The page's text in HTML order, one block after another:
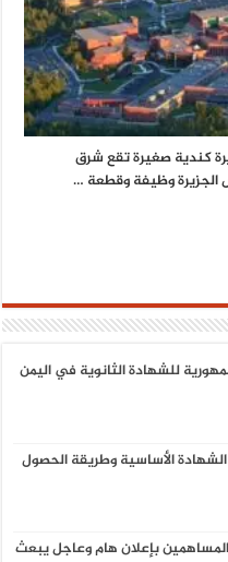
كندية صغيرة تقع شرق
وظيفة وقطعة …
للشهادة الثانوية في اليمن
الشهادة الأساسية وطريقة الحصول
بإعلان هام وعاجل يبعث